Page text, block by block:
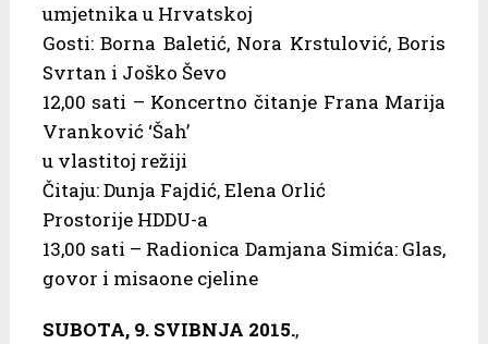
umjetnika u Hrvatskoj
Gosti: Borna Baletić, Nora Krstulović, Boris
Svrtan i Joško Ševo
12,00 sati – Koncertno čitanje Frana Marija
Vranković ‘Šah’
u vlastitoj režiji
Čitaju: Dunja Fajdić, Elena Orlić
Prostorije HDDU-a
13,00 sati – Radionica Damjana Simića: Glas,
govor i misaone cjeline
SUBOTA, 9. SVIBNJA 2015.,